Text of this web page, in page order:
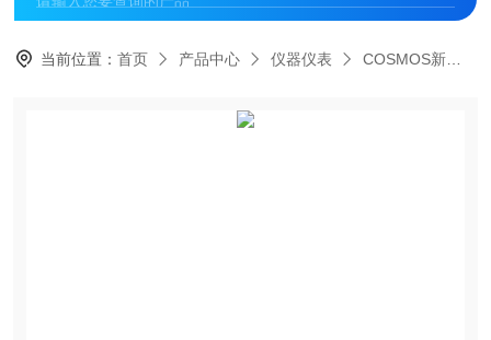
当前位置：首页 产品中心 仪器仪表 COSMOS新宇宙